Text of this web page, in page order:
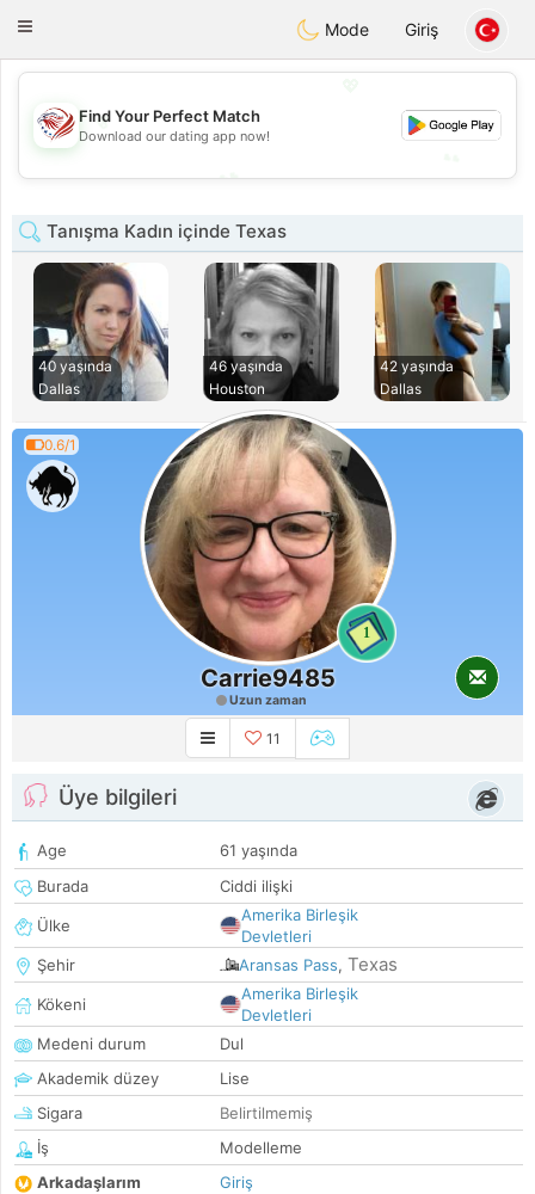
Dating
Toggle
Mode Giriş
💖
💕
Find Your Perfect Match
Download our dating app now!
Tanışma Kadın içinde Texas
40 yaşında
Dallas
46 yaşında
Houston
42 yaşında
Dallas
0.6/1
1
Carrie9485
Uzun zaman
11
Üye bilgileri
Age
61 yaşında
Burada
Ciddi ilişki
Ülke
Amerika Birleşik
Devletleri
Şehir
Aransas Pass, Texas
Kökeni
Amerika Birleşik
Devletleri
Medeni durum
Dul
Akademik düzey
Lise
Sigara
Belirtilmemiş
İş
Modelleme
Arkadaşlarım
Giriş